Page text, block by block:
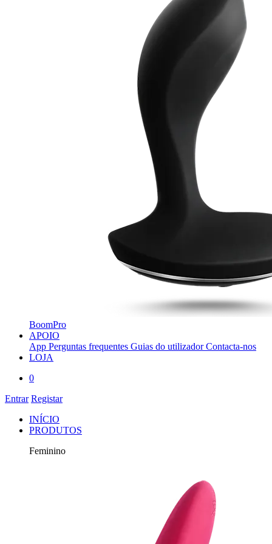
BoomPro
APOIO
App Perguntas frequentes Guias do utilizador Contacta-nos
LOJA
0
Entrar Registar
INÍCIO
PRODUTOS
Feminino